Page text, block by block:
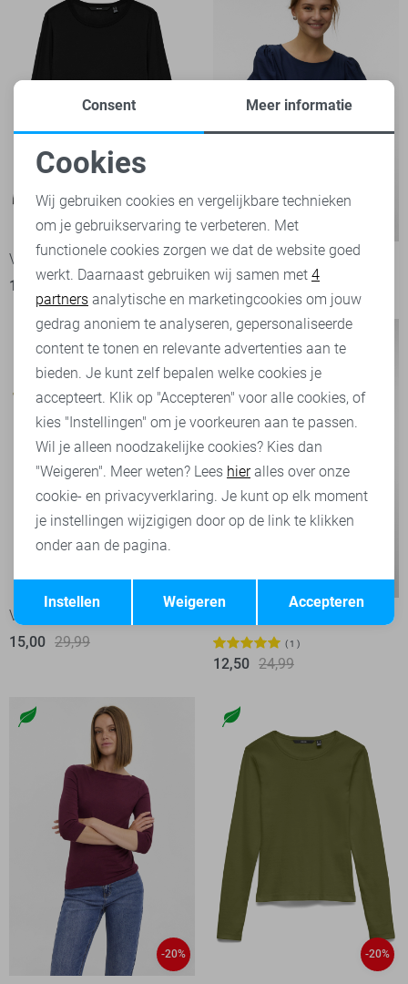
-20%
Vero Moda T-shirt
15,95
Vero Moda T-shirt
16,50
Vero Moda T-shirt
15,00 29,99 1
12,50 24,99
-20% -20%
Noodzakelijke cookies
Personalisatie cookies
Analytische cookies
Marketing cookies
Terug Opslaan
Consent Meer informatie
Cookies
Wij gebruiken cookies en vergelijkbare technieken
om je gebruikservaring te verbeteren. Met
functionele cookies zorgen we dat de website goed
werkt. Daarnaast gebruiken wij samen met 4
partners analytische en marketingcookies om jouw
gedrag anoniem te analyseren, gepersonaliseerde
content te tonen en relevante advertenties aan te
bieden. Je kunt zelf bepalen welke cookies je
accepteert. Klik op "Accepteren" voor alle cookies, of
kies "Instellingen" om je voorkeuren aan te passen.
Wil je alleen noodzakelijke cookies? Kies dan
"Weigeren". Meer weten? Lees hieralles over onze
cookie- en privacyverklaring. Je kunt op elk moment
je instellingen wijzigigen door op de link te klikken
onder aan de pagina.
Accepteren
Weigeren
Instellen